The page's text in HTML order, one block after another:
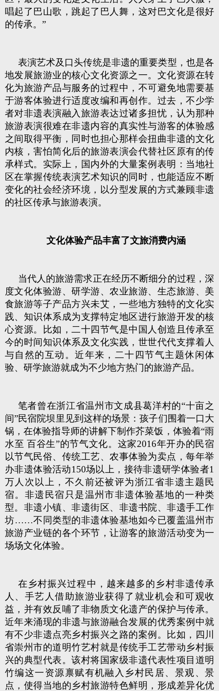
唱起了巴山歌，跳起了巴人舞，这对巴文化是很好
的传承。”
表演艺术及口头传统是非遗的重要类型，也是各
地发展旅游业的核心文化资源之一。文化资源在转
化为旅游产品与服务的过程中，不可避免地需要基
于游客体验进行适度改编和再创作。过去，不少学
者对非遗表演融入旅游表达过诸多担忧，认为那种
旅游表演很难在非遗内容的真实性与游客的体验感
之间取得平衡，同时也担心那样会扭曲非遗的文化
内核，害怕简化后的旅游表演会代替社区原有的传
承样式。实际上，国内外的大量案例表明：当地社
区在掌握传统表演艺术知识的同时，也能适应不断
变化的社会经济环境，以分型发展的方式兼顾非遗
的社区传承与旅游表演。
文化体验产品丰富了文旅消费内涵
当代人的旅游需求正在经历不断细分的过程，深
度文化体验游、研学游、农业旅游、生态旅游、美
食旅游等子产品方兴未艾，一些地方独特的文化实
践、知识体系成为支撑特定地区进行旅游开发的核
心资源。比如，二十四节气是中国人创造且传承至
今的时间知识体系及文化实践，世世代代支撑着人
与自然的互动。近年来，二十四节气主题休闲体
验、研学旅游就成为不少地方热门的旅游产品。
笔者曾在浙江省温州市文成县葛洋村的“十亩之
间”民宿院坝里见到这样的场景：孩子们围着一口大
锅，在体验指导师的讲解下制作芥菜饭，体验着“雨
水至 百谷生”的节气文化。这家2016年开办的民宿
以节气民俗、传统工艺、农事体验为卖点，每年举
办非遗体验活动150场以上，接待非遗研学体验者1
万人次以上，不久前还被评为浙江省非遗主题民
宿。非遗民宿只是温州市非遗体验基地的一种类
型。非遗小镇、非遗街区、非遗书院、非遗手工作
坊……不同类型的非遗体验基地如今已覆盖温州市
旅游产业链的各个环节，让游客的旅游活动变为一
场场文化体验。
在乡村振兴过程中，越来越多的乡村非遗传承
人、手艺人借助旅游业获得了就业机会和可观收
益，并有效反哺了非物质文化遗产的保护与传承。
近年来涌现的非遗与旅游融合发展的优秀案例中就
有不少非遗点亮乡村振兴之路的案例。比如，四川
省崇州市的道明竹艺村就是传统手工艺带动乡村振
兴的典型代表。该村将国家级非遗代表性项目道明
竹编这一资源禀赋有机融入乡村民居、景观、景
点，使得当地的乡村旅游特色鲜明，形成差异化优